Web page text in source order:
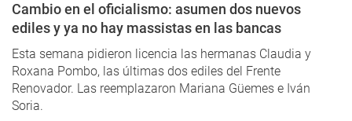
Cambio en el oficialismo: asumen dos nuevos
ediles y ya no hay massistas en las bancas
Esta semana pidieron licencia las hermanas Claudia y
Roxana Pombo, las últimas dos ediles del Frente
Renovador. Las reemplazaron Mariana Güemes e Iván
Soria.